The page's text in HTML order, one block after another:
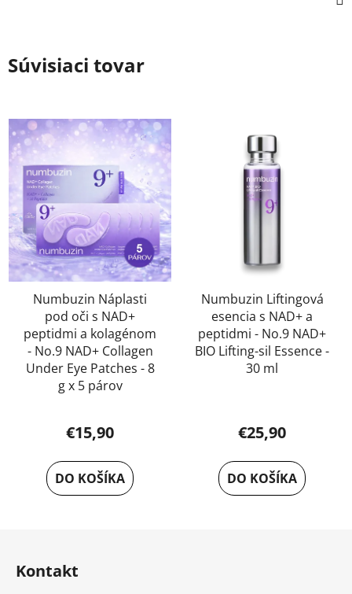
Súvisiaci tovar
Numbuzin Náplasti
pod oči s NAD+
peptidmi a kolagénom
- No.9 NAD+ Collagen
Under Eye Patches - 8
g x 5 párov
hodnotenie
produktu
je
€15,90
DO KOŠÍKA
Numbuzin Liftingová
esencia s NAD+ a
peptidmi - No.9 NAD+
BIO Lifting-sil Essence -
30 ml
€25,90
DO KOŠÍKA
Kontakt